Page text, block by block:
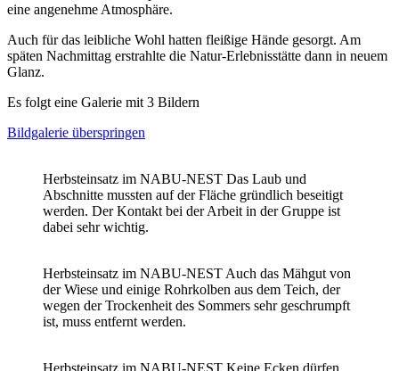
eine angenehme Atmosphäre.
Auch für das leibliche Wohl hatten fleißige Hände gesorgt. Am
späten Nachmittag erstrahlte die Natur-Erlebnisstätte dann in neuem
Glanz.
Es folgt eine Galerie mit 3 Bildern
Bildgalerie überspringen
Herbsteinsatz im NABU-NEST Das Laub und
Abschnitte mussten auf der Fläche gründlich beseitigt
werden. Der Kontakt bei der Arbeit in der Gruppe ist
dabei sehr wichtig.
Herbsteinsatz im NABU-NEST Auch das Mähgut von
der Wiese und einige Rohrkolben aus dem Teich, der
wegen der Trockenheit des Sommers sehr geschrumpft
ist, muss entfernt werden.
Herbsteinsatz im NABU-NEST Keine Ecken dürfen